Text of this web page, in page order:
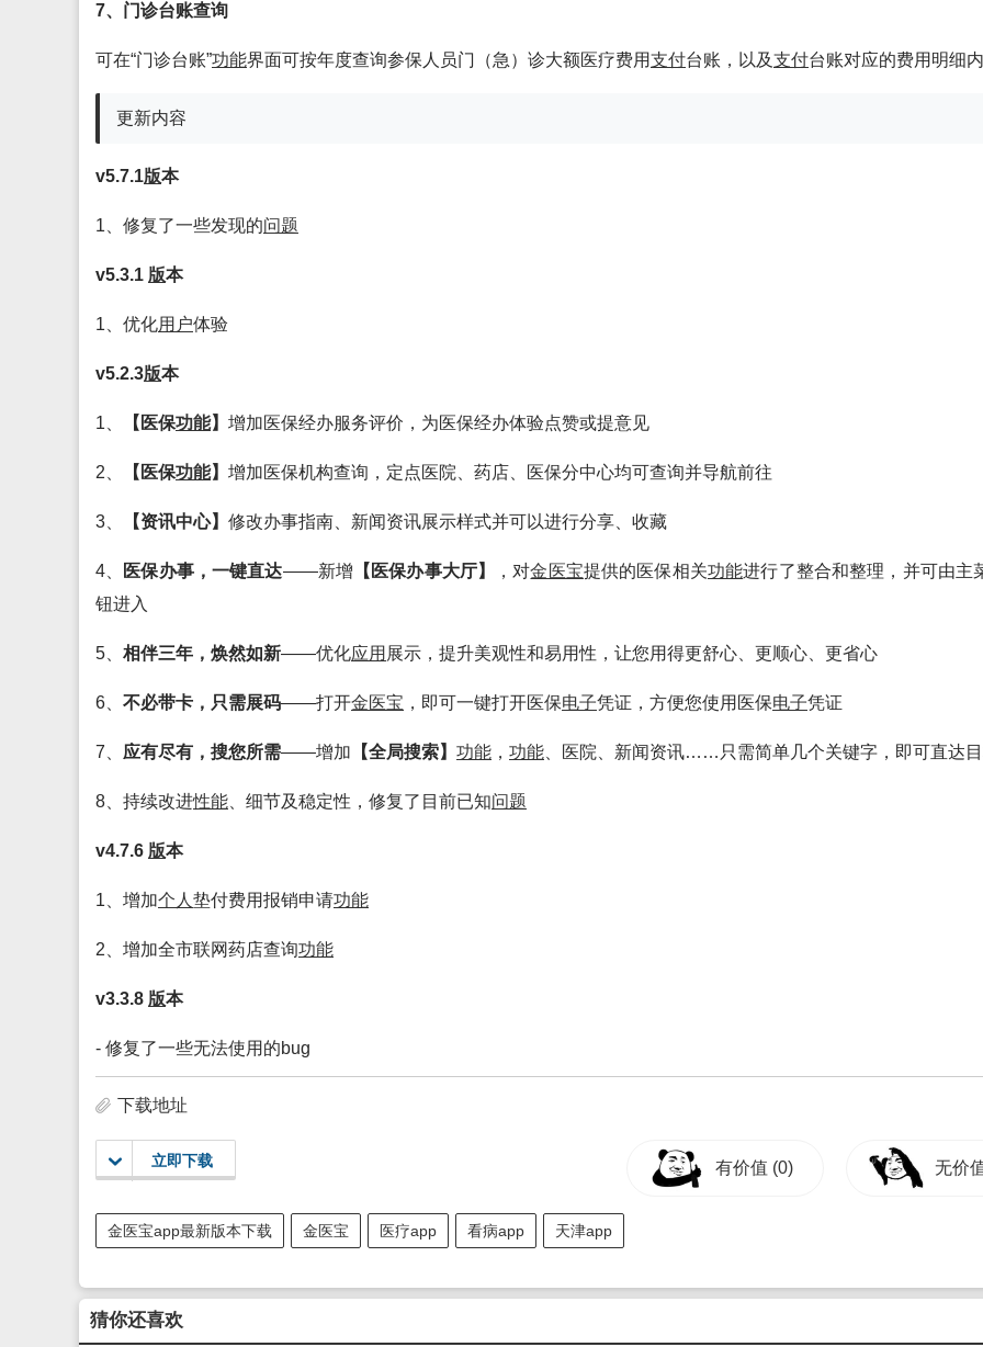
7、门诊台账查询
可在“门诊台账”功能界面可按年度查询参保人员门（急）诊大额医疗费用支付台账，以及支付台账对应的费用明细
更新内容
v5.7.1版本
1、修复了一些发现的问题
v5.3.1 版本
1、优化用户体验
v5.2.3版本
1、 【医保功能】 增加医保经办服务评价，为医保经办体验点赞或提意见
2、 【医保功能】 增加医保机构查询，定点医院、药店、医保分中心均可查询并导航前往
3、 【资讯中心】 修改办事指南、新闻资讯展示样式并可以进行分享、收藏
4、 医保办事，一键直达——新增 【医保办事大厅】 ，对金医宝提供的医保相关功能进行了整合和整理，并可由主
钮进入
5、 相伴三年，焕然如新——优化应用 展示，提升美观性和易用性，让您用得更舒心、更顺心、更省心
6、 不必带卡，只需展码——打开金医宝 ，即可一键打开医保电子凭证，方便您使用医保电子凭证
7、 应有尽有，搜您所需——增加 【全局搜索】 功能 ， 功能 、医院、新闻资讯……只需简单几个关键字，即可直达
8、持续改进性能 、细节及稳定性，修复了目前已知问题
v4.7.6 版本
1、增加个人 垫付费用报销申请功能
2、增加全市联网药店查询功能
v3.3.8 版本
- 修复了一些无法使用的bug
下载地址
立即下载 有价值 (0) 无价
金医宝app最新版本下载 金医宝 医疗app 看病app 天津app
猜你还喜欢